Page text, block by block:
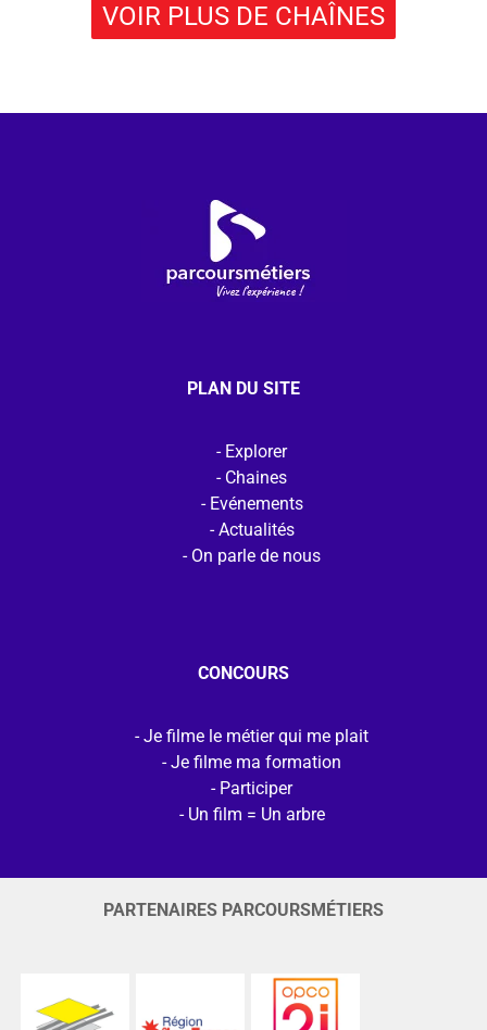
VOIR PLUS DE CHAÎNES
PLAN DU SITE
Explorer
Chaines
Evénements
Actualités
On parle de nous
CONCOURS
Je filme le métier qui me plait
Je filme ma formation
Participer
Un film = Un arbre
PARTENAIRES PARCOURSMÉTIERS